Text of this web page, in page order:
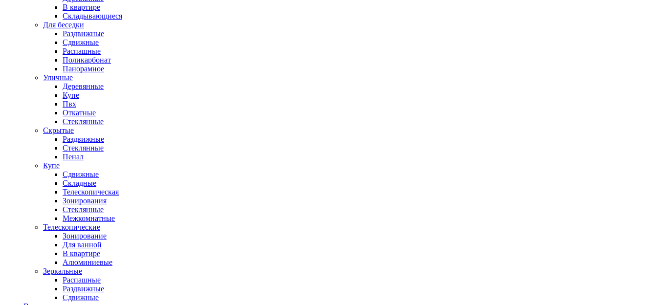
В квартире
Складывающиеся
Для беседки
Раздвижные
Сдвижные
Распашные
Поликарбонат
Панорамное
Уличные
Деревянные
Купе
Пвх
Откатные
Стеклянные
Скрытые
Раздвижные
Стеклянные
Пенал
Купе
Сдвижные
Складные
Телескопическая
Зонирования
Стеклянные
Межкомнатные
Телескопические
Зонирование
Для ванной
В квартире
Алюминиевые
Зеркальные
Распашные
Раздвижные
Сдвижные